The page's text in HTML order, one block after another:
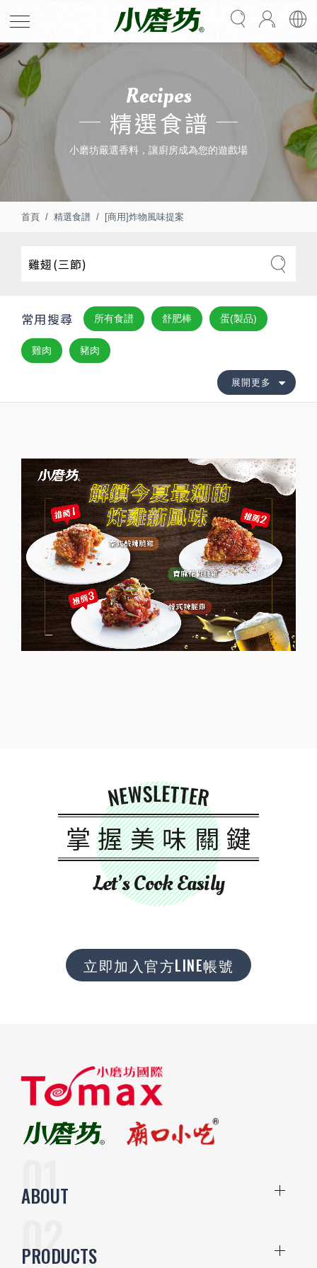
Recipes
精選食譜
小磨坊嚴選香料，讓廚房成為您的遊戲場
首頁 精選食譜 [商用]炸物風味提案
常用搜尋 所有食譜 舒肥棒 蛋(製品)
雞肉 豬肉
展開更多
NEWSLETTER
掌握美味關鍵
Let’s Cook Easily
立即加入官方LINE帳號
ABOUT
PRODUCTS